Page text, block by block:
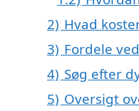
2) Hvad
3) Fordele
4) Søg efter
5) Oversigt